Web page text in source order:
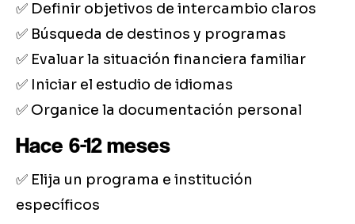
✅ Definir objetivos de intercambio claros
✅ Búsqueda de destinos y programas
✅ Evaluar la situación financiera familiar
✅ Iniciar el estudio de idiomas
✅ Organice la documentación personal
Hace 6-12 meses
✅ Elija un programa e institución
específicos